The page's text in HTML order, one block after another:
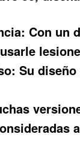
Con un
Su